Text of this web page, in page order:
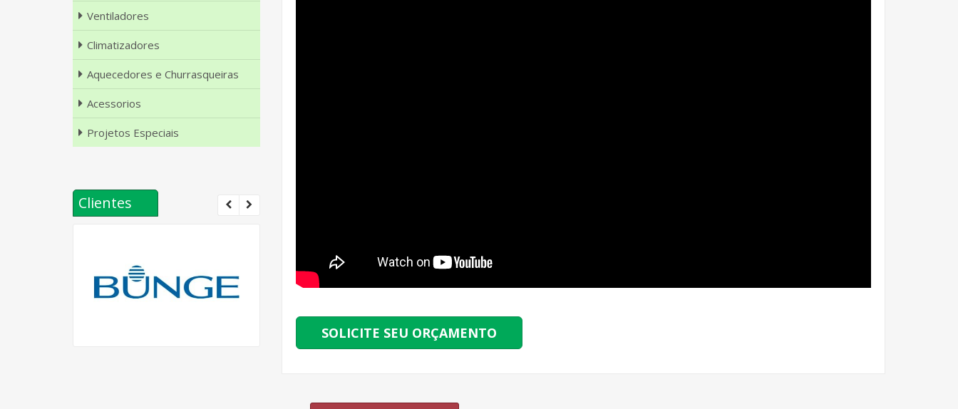
SOLICITE SEU ORÇAMENTO
Ventiladores
Climatizadores
Aquecedores e Churrasqueiras
Acessorios
Projetos Especiais
Clientes